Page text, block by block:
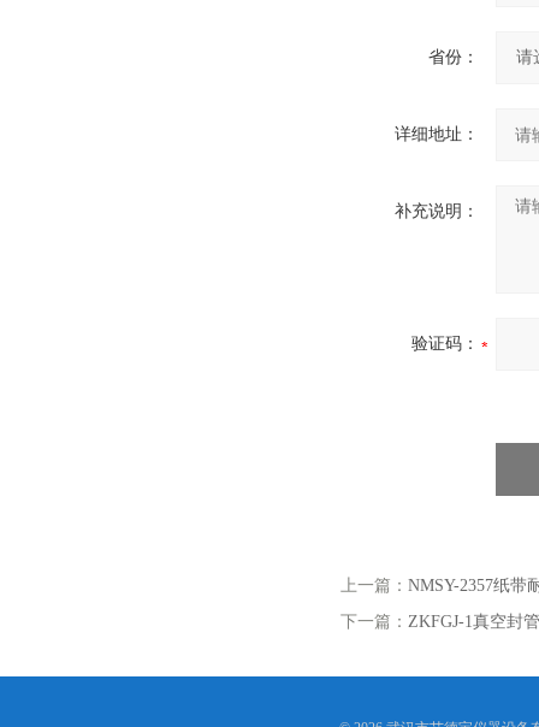
省份：
详细地址：
补充说明：
验证码：
上一篇： NMSY-2357纸带
下一篇： ZKFGJ-1真空封